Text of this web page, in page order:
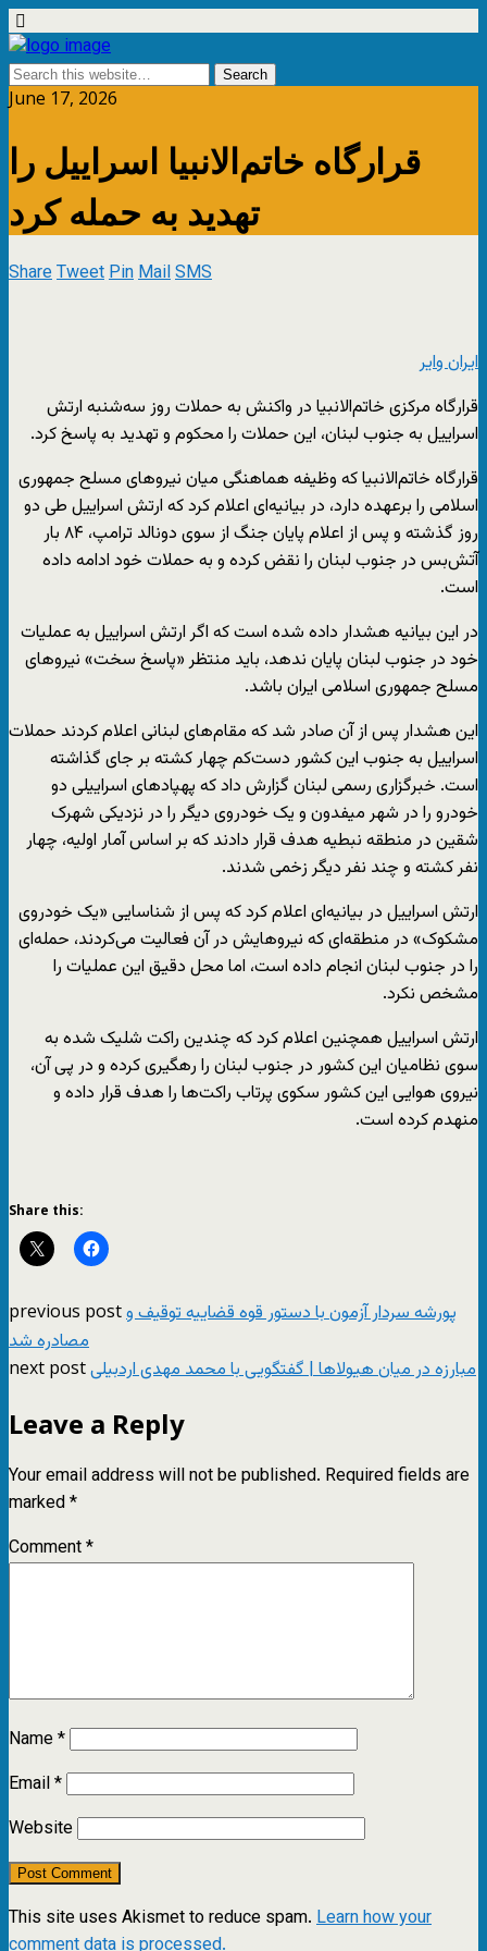
June 17, 2026
قرارگاه خاتم‌الانبیا اسراییل را
تهدید به حمله کرد
ShareTweetPinMailSMS
ایران وایر
قرارگاه مرکزی خاتم‌الانبیا در واکنش به حملات روز سه‌شنبه ارتش
اسراییل به جنوب لبنان، این حملات را محکوم و تهدید به پاسخ کرد.
قرارگاه خاتم‌الانبیا که وظیفه هماهنگی میان نیروهای مسلح جمهوری
اسلامی را برعهده دارد، در بیانیه‌ای اعلام کرد که ارتش اسراییل طی دو
روز گذشته و پس از اعلام پایان جنگ از سوی دونالد ترامپ، ۸۴ بار
آتش‌بس در جنوب لبنان را نقض کرده و به حملات خود ادامه داده
است.
در این بیانیه هشدار داده شده است که اگر ارتش اسراییل به عملیات
خود در جنوب لبنان پایان ندهد، باید منتظر «پاسخ سخت» نیروهای
مسلح جمهوری اسلامی ایران باشد.
این هشدار پس از آن صادر شد که مقام‌های لبنانی اعلام کردند حملات
اسراییل به جنوب این کشور دست‌کم چهار کشته بر جای گذاشته
است. خبرگزاری رسمی لبنان گزارش داد که پهپادهای اسراییلی دو
خودرو را در شهر میفدون و یک خودروی دیگر را در نزدیکی شهرک
شقین در منطقه نبطیه هدف قرار دادند که بر اساس آمار اولیه، چهار
نفر کشته و چند نفر دیگر زخمی شدند.
ارتش اسراییل در بیانیه‌ای اعلام کرد که پس از شناسایی «یک خودروی
مشکوک» در منطقه‌ای که نیروهایش در آن فعالیت می‌کردند، حمله‌ای
را در جنوب لبنان انجام داده است، اما محل دقیق این عملیات را
مشخص نکرد.
ارتش اسراییل همچنین اعلام کرد که چندین راکت شلیک شده به
سوی نظامیان این کشور در جنوب لبنان را رهگیری کرده و در پی آن،
نیروی هوایی این کشور سکوی پرتاب راکت‌ها را هدف قرار داده و
منهدم کرده است.
Share this:
previous postپورشه سردار آزمون با دستور قوه قضاییه توقیف و
مصادره شد
next postمبارزه در میان هیولاها | گفتگویی با محمد مهدی اردبیلی
Leave a Reply
Your email address will not be published. Required fields are
marked*
Comment*
Name*
Email*
Website
This site uses Akismet to reduce spam. Learn how your